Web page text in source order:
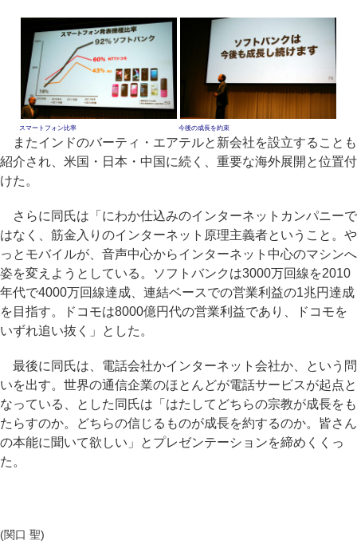
スマートフォン比率 今後の成長を約束
またインドのバーティ・エアテルと新会社を設立することも
紹介され、米国・日本・中国に続く、重要な海外展開と位置付
けた。
さらに同氏は「にわか仕込みのインターネットカンパニーで
はなく、筋金入りのインターネット原理主義者ということ。や
っとモバイルが、音声中心からインターネット中心のマシンへ
姿を変えようとしている。ソフトバンクは3000万回線を2010
年代で4000万回線達成、連結ベースでの営業利益の1兆円達成
を目指す。ドコモは8000億円代の営業利益であり、ドコモを
いずれ追い抜く」とした。
最後に同氏は、電話会社かインターネット会社か、という問
いを出す。世界の通信企業のほとんどが電話サービスが起点と
なっている、とした同氏は「はたしてどちらの宗教が成長をも
たらすのか。どちらの信じるものが成長を約するのか。皆さん
の本能に聞いて欲しい」とプレゼンテーションを締めくくっ
た。
(関口 聖)